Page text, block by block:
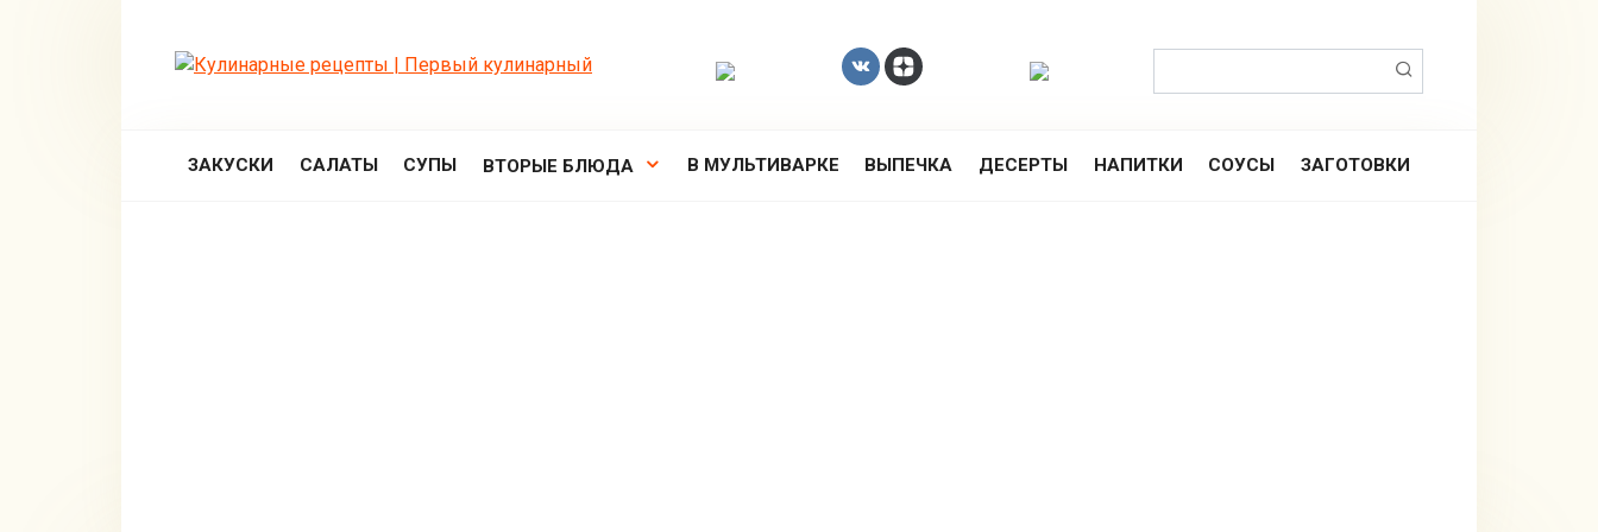
ЗАКУСКИ САЛАТЫ СУПЫ ВТОРЫЕ БЛЮДА В МУЛЬТИВАРКЕ ВЫПЕЧКА ДЕСЕРТЫ НАПИТКИ СОУСЫ ЗАГОТОВКИ